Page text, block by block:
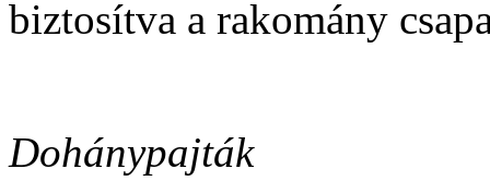
biztosítva a rakomány
Dohánypajták